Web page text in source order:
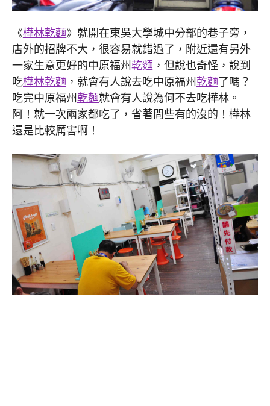
《樺林乾麵》就開在東吳大學城中分部的巷子旁，
店外的招牌不大，很容易就錯過了，附近還有另外
一家生意更好的中原福州 乾麵 ，但說也奇怪，說到
吃樺林乾麵 ，就會有人說去吃中原福州 乾麵 了嗎？
吃完中原福州 乾麵就會有人說為何不去吃樺林。
阿！就一次兩家都吃了，省著問些有的沒的！樺林
還是比較厲害啊！